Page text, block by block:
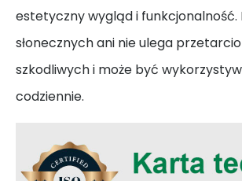
estetyczny wygląd i
słonecznych ani nie ulega
szkodliwych i może być
codziennie.